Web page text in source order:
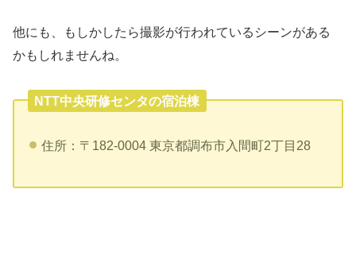
他にも、もしかしたら撮影が行われているシーンがある
かもしれませんね。
NTT中央研修センタの宿泊棟
住所：〒182-0004 東京都調布市入間町2丁目28